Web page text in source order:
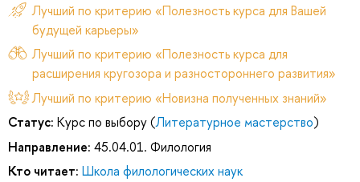
Лучший по критерию «Полезность курса для Вашей
будущей карьеры»
Лучший по критерию «Полезность курса для
расширения кругозора и разностороннего развития»
Лучший по критерию «Новизна полученных знаний»
Статус: Курс по выбору (Литературное мастерство)
Направление: 45.04.01. Филология
Кто читает: Школа филологических наук